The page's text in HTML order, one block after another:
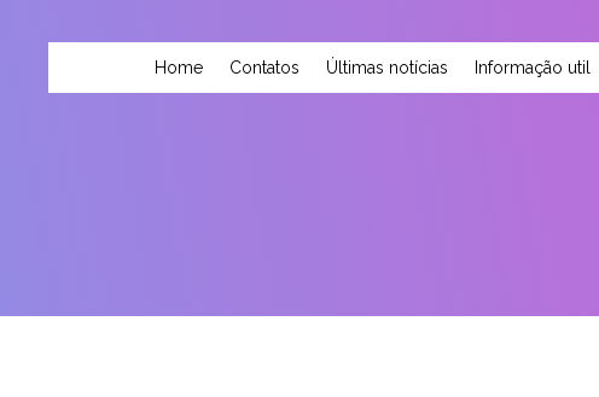
Home Contatos Últimas notícias Informação util